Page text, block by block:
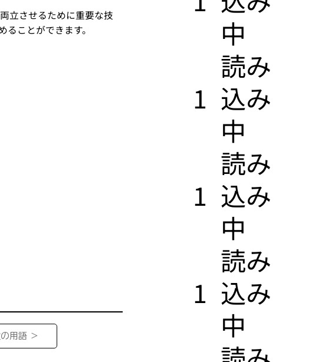
立させるために重要な技
ことができます。
中
1
​読み
込み
中
1
​読み
込み
中
1
​読み
込み
中
用語 ＞